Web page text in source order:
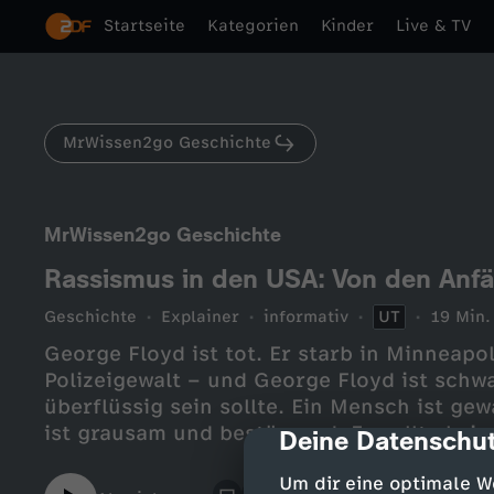
cmp-dialog-
Deine
Um dir eine optimale
Startseite Kategorien Kinder Live & TV
MrWissen2go Geschichte
MrWissen2go Geschichte
Rassismus in den USA: Von den
Geschichte Explainer informativ UT 19 Min.
George Floyd ist tot. Er starb in
Polizeigewalt – und George Floyd ist
überflüssig sein sollte. Ein Mensch ist
ist grausam und bestürzend. Es sollte
Hautfarbe der Mensch hat. Bei George
– spielt es eine Rolle. Leider.